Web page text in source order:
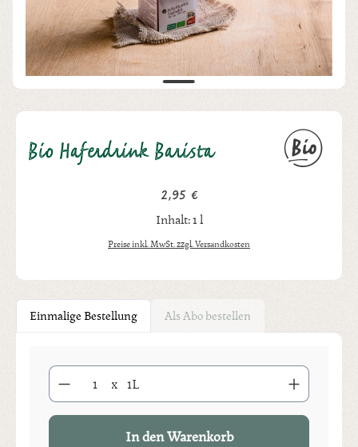
Bio Haferdrink Barista
Regulärer Preis:
2,95 €
Inhalt:1 l
Preise inkl. MwSt. zzgl. Versandkosten
Einmalige Bestellung Als Abo bestellen
Produkt Anzahl: Gib den gewünschten Wert ein oder benutze
x 1L
In den Warenkorb